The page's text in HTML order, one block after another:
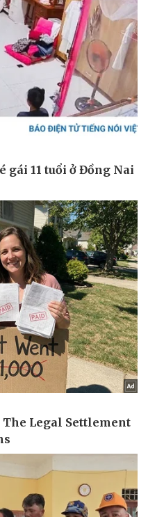
Quân sự - Quốc phòng
Vũ khí
Việt Nam
Phân tích